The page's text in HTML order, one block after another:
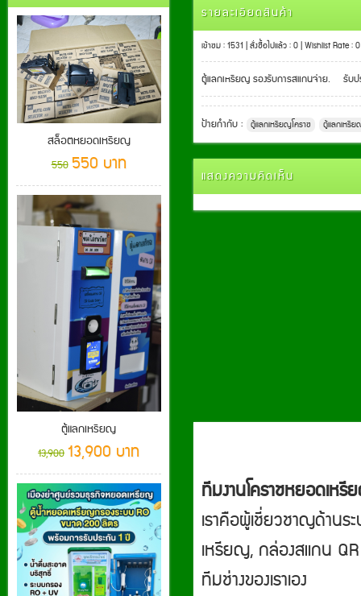
สล็อตหยอดเหรียญ
550 550 บาท
ตู้แลกเหรียญ
13,900 13,900 บาท
รายละเอียดสินค้า
เข้าชม : 1531 | สั่งซื้อไปแล้ว : 0 | Wishlist Rate : 0
ตู้แลกเหรียญ รองรับการสแกนจ่าย. รับป
ป้ายกำกับ : ตู้แลกเหรียญโคราช ตู้แลกเหรี
แสดงความคิดเห็น
ทีมงานโคราชหยอดเห
เราคือผู้เชี่ยวชาญด้าน
เหรียญ, กล่องสแกน
ทีมช่างของเราเอง